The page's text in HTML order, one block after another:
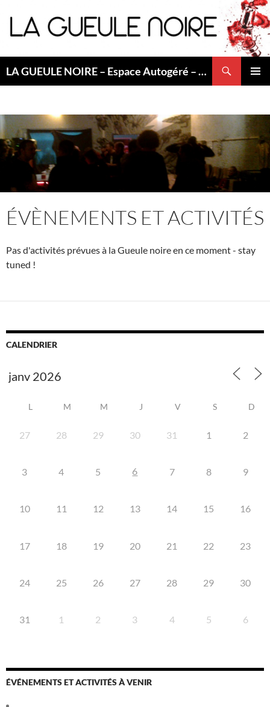
au
contenu
LA GUEULE NOIRE – Espace Autogéré – Saint Etienne
ÉVÈNEMENTS ET ACTIVITÉS
Pas d'activités prévues à la Gueule noire en ce moment - stay
tuned !
CALENDRIER
L M M J V S D
27 28 29 30 31 1 2
3 4 5 6 7 8 9
10 11 12 13 14 15 16
17 18 19 20 21 22 23
24 25 26 27 28 29 30
31 1 2 3 4 5 6
ÉVÉNEMENTS ET ACTIVITÉS À VENIR